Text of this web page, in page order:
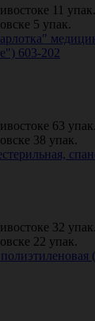
11 упак.
5 упак.
603-202
63 упак.
38 упак.
32 упак.
22 упак.